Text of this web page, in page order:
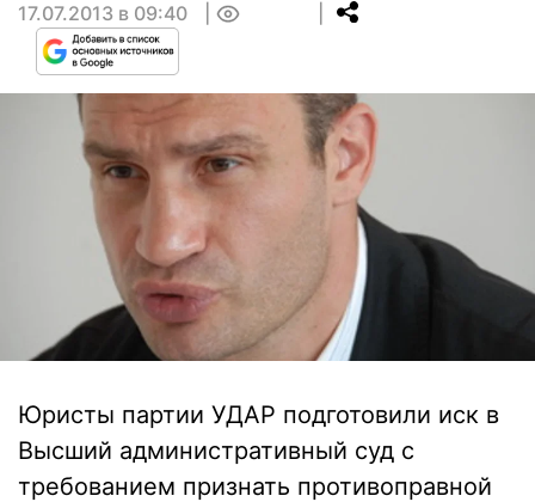
17.07.2013 в 09:40
Юристы партии УДАР подготовили иск в
Высший административный суд с
требованием признать противоправной